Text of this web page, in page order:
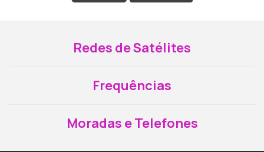
Redes de Satélites
Frequências
Moradas e Telefones